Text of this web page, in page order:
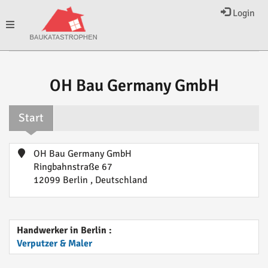
Login
Toggle
OH Bau Germany GmbH
Start
OH Bau Germany GmbH
Ringbahnstraße 67
12099 Berlin , Deutschland
Handwerker in Berlin :
Verputzer & Maler